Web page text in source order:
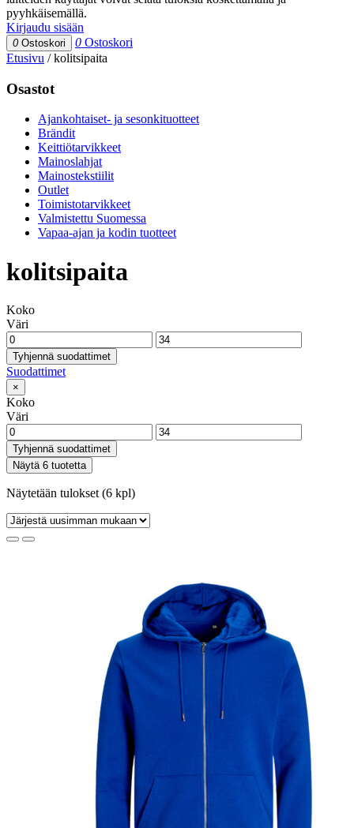
pyyhkäisemällä.
Kirjaudu sisään
0 Ostoskori 0 Ostoskori
Etusivu /kolitsipaita
Osastot
Ajankohtaiset- ja sesonkituotteet
Brändit
Keittiötarvikkeet
Mainoslahjat
Mainostekstiilit
Outlet
Toimistotarvikkeet
Valmistettu Suomessa
Vapaa-ajan ja kodin tuotteet
kolitsipaita
Koko
Väri
Tyhjennä suodattimet
Suodattimet
×
Koko
Väri
Tyhjennä suodattimet
Näytä 6 tuotetta
Näytetään tulokset (6 kpl)